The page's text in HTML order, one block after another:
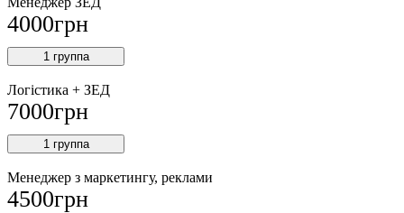
4000грн
1 группа
Логістика + ЗЕД
7000грн
1 группа
Менеджер з маркетингу, реклами
4500грн